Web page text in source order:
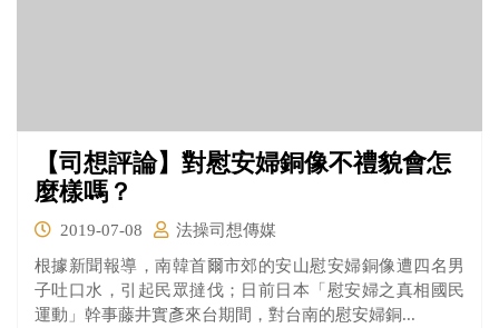
【司想評論】對慰安婦銅像不禮貌會怎
麼樣嗎？
2019-07-08
法操司想傳媒
根據新聞報導，南韓首爾市郊的安山慰安婦銅像遭四名男
子吐口水，引起民眾撻伐；日前日本「慰安婦之真相國民
運動」幹事藤井實彥來台期間，對台南的慰安婦銅...